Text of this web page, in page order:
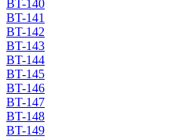
BT-140
BT-141
BT-142
BT-143
BT-144
BT-145
BT-146
BT-147
BT-148
BT-149